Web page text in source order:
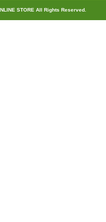
STORE All Rights Reserved.